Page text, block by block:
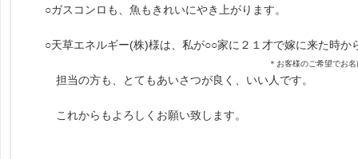
○ガスコンロも、魚もきれいにやき上がります。
○天草エネルギー(株)様は、私が○○家に２１才で嫁に来た時か
＊お客様のご希望でお
担当の方も、とてもあいさつが良く、いい人です。
これからもよろしくお願い致します。